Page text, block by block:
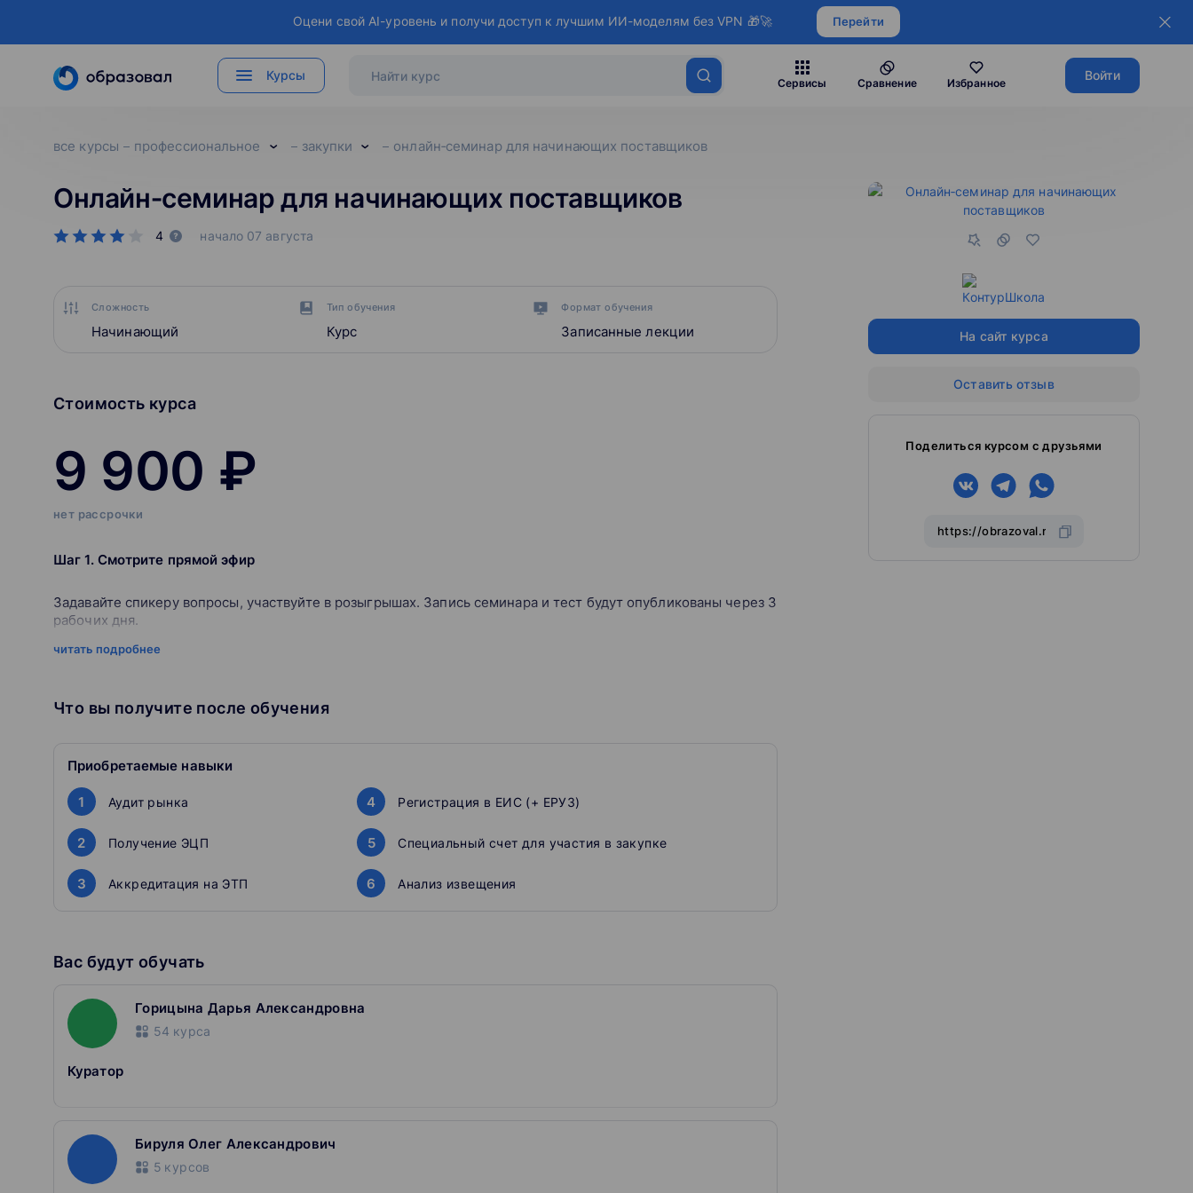
Оцени свой AI-уровень и получи доступ к лучшим ИИ-моделям без VPN 🎁🚀 Перейти
Курсы
Сервисы Сравнение Избранное
Войти
все курсы профессиональное закупки онлайн‑семинар для начинающих поставщиков
Онлайн‑семинар для начинающих поставщиков
4 начало 07 августа
Сложность
Начинающий
Тип обучения
Курс
Формат обучения
Записанные лекции
Стоимость курса
9 900 ₽
нет рассрочки
Шаг 1. Смотрите прямой эфир
Задавайте спикеру вопросы, участвуйте в розыгрышах. Запись семинара и тест будут опубликованы через 3
рабочих дня.
Шаг 2. Пройдите онлайн-тесты
Проверяйте полученные знания в любое удобное время.
После успешного прохождения теста сертификат будет ждать в личном кабинете. Вы можете скачать его
и поделиться в любых социальных сетях.
Разные форматы
Видео, методические материалы, чек-листы, онлайн-тесты, образцы документов
и подборки нормативных документов.
Персональная поддержкаПоддержка куратора на весь период доступа, а также круглосуточная
техническая поддержка.
и задавать вопросы.
читать подробнее
Что вы получите после обучения
Приобретаемые навыки
1 Аудит рынка
2 Получение ЭЦП
3 Аккредитация на ЭТП
4 Регистрация в ЕИС (+ ЕРУЗ)
5 Специальный счет для участия в закупке
6 Анализ извещения
Вас будут обучать
Горицына Дарья Александровна
54 курса
Куратор
Бируля Олег Александрович
5 курсов
На сайт курса
Оставить отзыв
Поделиться курсом с друзьями